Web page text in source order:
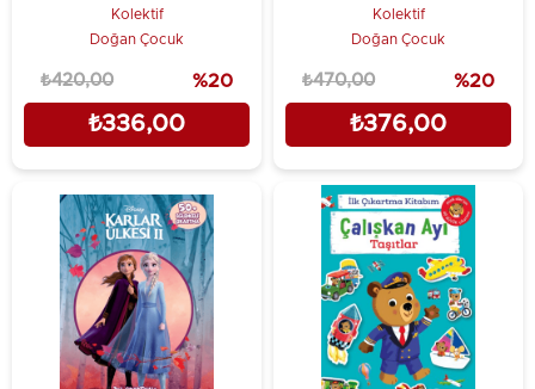
Kolektif
Doğan Çocuk
₺336,00
₺420,00 %20
Kolektif
Doğan Çocuk
₺376,00
₺470,00 %20